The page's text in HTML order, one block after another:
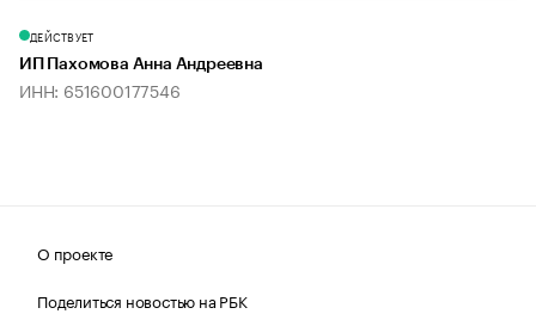
ДЕЙСТВУЕТ
ИП Пахомова Анна Андреевна
ИНН: 651600177546
О проекте
Поделиться новостью на РБК